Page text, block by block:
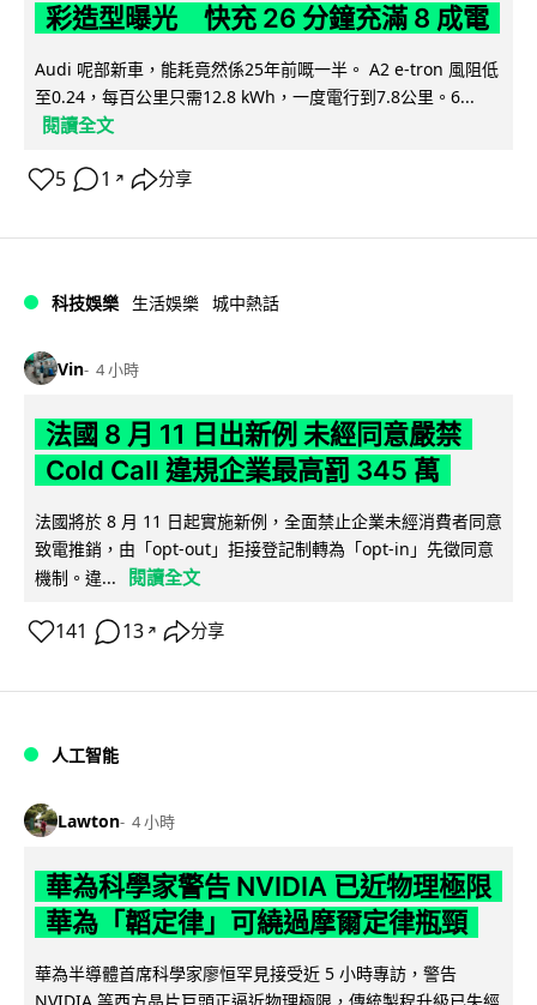
彩造型曝光 快充 26 分鐘充滿 8 成電
Audi 呢部新車，能耗竟然係25年前嘅一半。 A2 e-tron 風阻低
至0.24，每百公里只需12.8 kWh，一度電行到7.8公里。6...
閱讀全文
5 1 ↗ 分享
科技娛樂 生活娛樂 城中熱話
Vin 4 小時
法國 8 月 11 日出新例 未經同意嚴禁
Cold Call 違規企業最高罰 345 萬
法國將於 8 月 11 日起實施新例，全面禁止企業未經消費者同意
致電推銷，由「opt-out」拒接登記制轉為「opt-in」先徵同意
機制。違...
閱讀全文
141 13 ↗ 分享
人工智能
Lawton 4 小時
華為科學家警告 NVIDIA 已近物理極限
華為「韜定律」可繞過摩爾定律瓶頸
華為半導體首席科學家廖恒罕見接受近 5 小時專訪，警告